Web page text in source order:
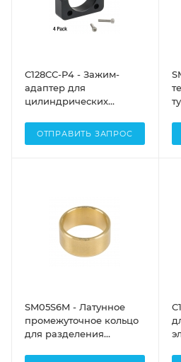
C128CC-P4 - Зажим-
адаптер для
цилиндрических
ОТПРАВИТЬ ЗАПРОС
SM05S6M - Латунное
промежуточное кольцо
для разделения